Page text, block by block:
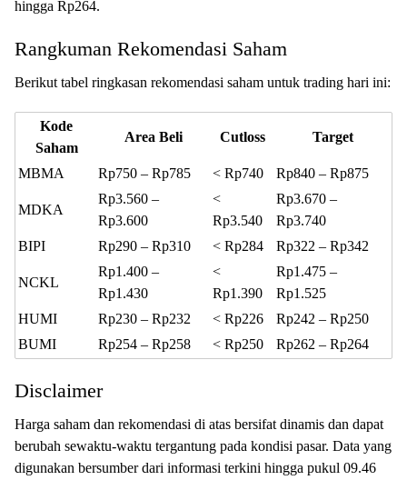
hingga Rp264.
Rangkuman Rekomendasi Saham
Berikut tabel ringkasan rekomendasi saham untuk trading hari ini:
Kode
Saham
Area Beli Cutloss Target
MBMA Rp750 – Rp785 < Rp740 Rp840 – Rp875
MDKA
Rp3.560 –
Rp3.600
<
Rp3.540
Rp3.670 –
Rp3.740
BIPI
Rp290 – Rp310 < Rp284 Rp322 – Rp342
NCKL
Rp1.400 –
Rp1.430
<
Rp1.390
Rp1.475 –
Rp1.525
HUMI
Rp230 – Rp232 < Rp226
Rp242 – Rp250
BUMI
Rp254 – Rp258 < Rp250 Rp262 – Rp264
Disclaimer
Harga saham dan rekomendasi di atas bersifat dinamis dan dapat
berubah sewaktu-waktu tergantung pada kondisi pasar. Data yang
digunakan bersumber dari informasi terkini hingga pukul 09.46